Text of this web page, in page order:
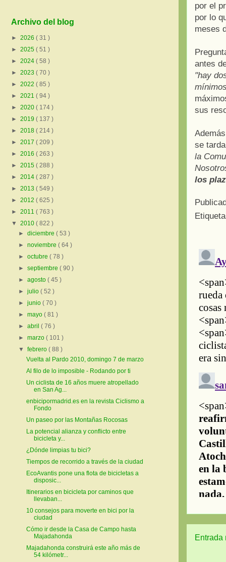
por el
por lo
meses
antes
"hay
sus
se
la
los
Entrada
Archivo del blog
► 2026 ( 31 )
► 2025 ( 51 )
► 2024 ( 58 )
► 2023 ( 70 )
► 2022 ( 85 )
► 2021 ( 94 )
► 2020 ( 174 )
► 2019 ( 137 )
► 2018 ( 214 )
► 2017 ( 209 )
► 2016 ( 263 )
► 2015 ( 288 )
► 2014 ( 287 )
► 2013 ( 549 )
► 2012 ( 625 )
► 2011 ( 763 )
▼ 2010 ( 822 )
►diciembre( 53 )
►noviembre( 64 )
►octubre( 78 )
►septiembre( 90 )
►agosto( 45 )
►julio( 52 )
►junio( 70 )
►mayo( 81 )
►abril( 76 )
►marzo( 101 )
▼febrero( 88 )
Vuelta al Pardo 2010, domingo 7 de marzo
Al filo de lo imposible - Rodando por ti
Un ciclista de 16 años muere atropellado
en San Ag...
enbicipormadrid.es en la revista Ciclismo a
Fondo
Un paseo por las Montañas Rocosas
La potencial alianza y conflicto entre
bicicleta y...
¿Dónde limpias tu bici?
Tiempos de recorrido a través de la ciudad
EcoAvantis pone una flota de bicicletas a
disposic...
Itinerarios en bicicleta por caminos que
llevaban...
10 consejos para moverte en bici por la
ciudad
Cómo ir desde la Casa de Campo hasta
Majadahonda
Majadahonda construirá este año más de
54 kilómetr...